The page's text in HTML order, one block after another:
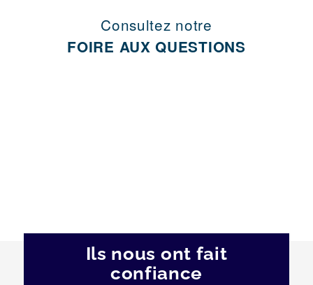
Consultez notre
FOIRE AUX QUESTIONS
Ils nous ont fait
confiance